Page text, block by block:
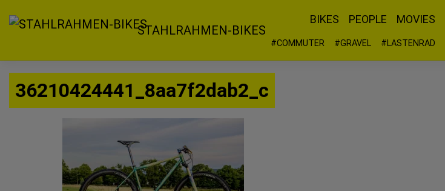
Inhalt
STAHLRAHMEN-BIKES
BIKES PEOPLE MOVIES
#COMMUTER #GRAVEL #LASTENRAD
36210424441_8aa7f2dab2_c